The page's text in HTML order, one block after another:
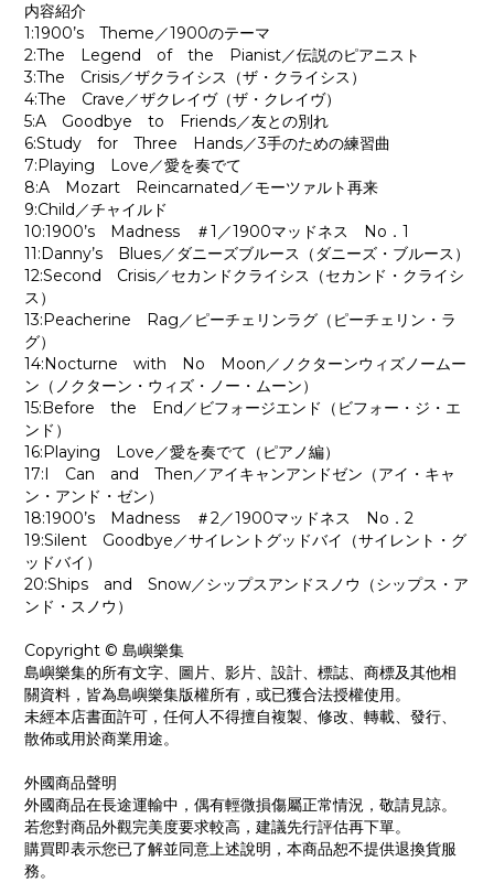
内容紹介
1:1900’s Theme／1900のテーマ
2:The Legend of the Pianist／伝説のピアニスト
3:The Crisis／ザクライシス（ザ・クライシス）
4:The Crave／ザクレイヴ（ザ・クレイヴ）
5:A Goodbye to Friends／友との別れ
6:Study for Three Hands／3手のための練習曲
7:Playing Love／愛を奏でて
8:A Mozart Reincarnated／モーツァルト再来
9:Child／チャイルド
10:1900’s Madness ＃1／1900マッドネス No．1
11:Danny’s Blues／ダニーズブルース（ダニーズ・ブルース）
12:Second Crisis／セカンドクライシス（セカンド・クライシ
ス）
13:Peacherine Rag／ピーチェリンラグ（ピーチェリン・ラ
グ）
14:Nocturne with No Moon／ノクターンウィズノームー
ン（ノクターン・ウィズ・ノー・ムーン）
15:Before the End／ビフォージエンド（ビフォー・ジ・エ
ンド）
16:Playing Love／愛を奏でて（ピアノ編）
17:I Can and Then／アイキャンアンドゼン（アイ・キャ
ン・アンド・ゼン）
18:1900’s Madness ＃2／1900マッドネス No．2
19:Silent Goodbye／サイレントグッドバイ（サイレント・グ
ッドバイ）
20:Ships and Snow／シップスアンドスノウ（シップス・ア
ンド・スノウ）
Copyright © 島嶼樂集
島嶼樂集的所有文字、圖片、影片、設計、標誌、商標及其他相
關資料，皆為島嶼樂集版權所有，或已獲合法授權使用。
未經本店書面許可，任何人不得擅自複製、修改、轉載、發行、
散佈或用於商業用途。
外國商品聲明
外國商品在長途運輸中，偶有輕微損傷屬正常情況，敬請見諒。
若您對商品外觀完美度要求較高，建議先行評估再下單。
購買即表示您已了解並同意上述說明，本商品恕不提供退換貨服
務。